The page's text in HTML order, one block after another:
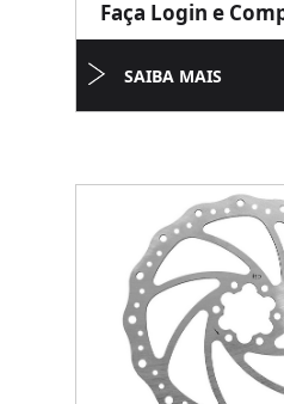
Faça Login e
SAIBA MAIS